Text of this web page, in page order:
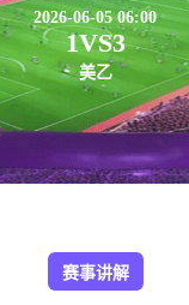
2026-06-05 06:00
1VS3
美乙
赛事讲解